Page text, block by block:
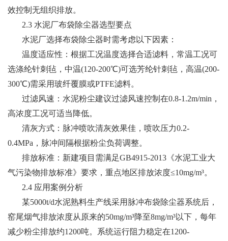
效控制无组织排放。
2.3 水泥厂布袋除尘器选型要点
水泥厂选择布袋除尘器时需考虑以下因素：
温度适应性：根据工况温度选择合适滤料，常温工况可
选涤纶针刺毡，中温(120-200℃)可选芳纶针刺毡，高温(200-
300℃)需采用玻纤覆膜或PTFE滤料。
过滤风速：水泥粉尘建议过滤风速控制在0.8-1.2m/min，
高浓度工况可适当降低。
清灰方式：脉冲喷吹清灰效果佳，喷吹压力0.2-
0.4MPa，脉冲间隔根据粉尘负荷调整。
排放标准：新建项目需满足GB4915-2013《水泥工业大
气污染物排放标准》要求，重点地区排放浓度≤10mg/m³。
2.4 应用案例分析
某5000t/d水泥熟料生产线采用脉冲布袋除尘器系统后，
窑尾烟气排放浓度从原来的50mg/m³降至8mg/m³以下，每年
减少粉尘排放约1200吨。系统运行阻力稳定在1200-